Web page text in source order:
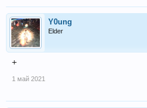
Y0ung
Elder
+
1 май 2021